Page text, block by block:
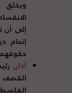
ويخلق
إلى أن
إتمام
أدان